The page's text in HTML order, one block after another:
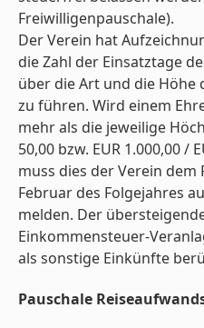
Freiwilligenpauschale).
Der Verein hat
die Zahl der Einsatztage
über die Art und die Höhe
zu führen. Wird einem
mehr als die jeweilige
50,00 bzw. EUR 1.000,00 /
muss dies der Verein dem
Februar des Folgejahres
melden. Der
Einkommensteuer-
als sonstige Einkünfte
Pauschale